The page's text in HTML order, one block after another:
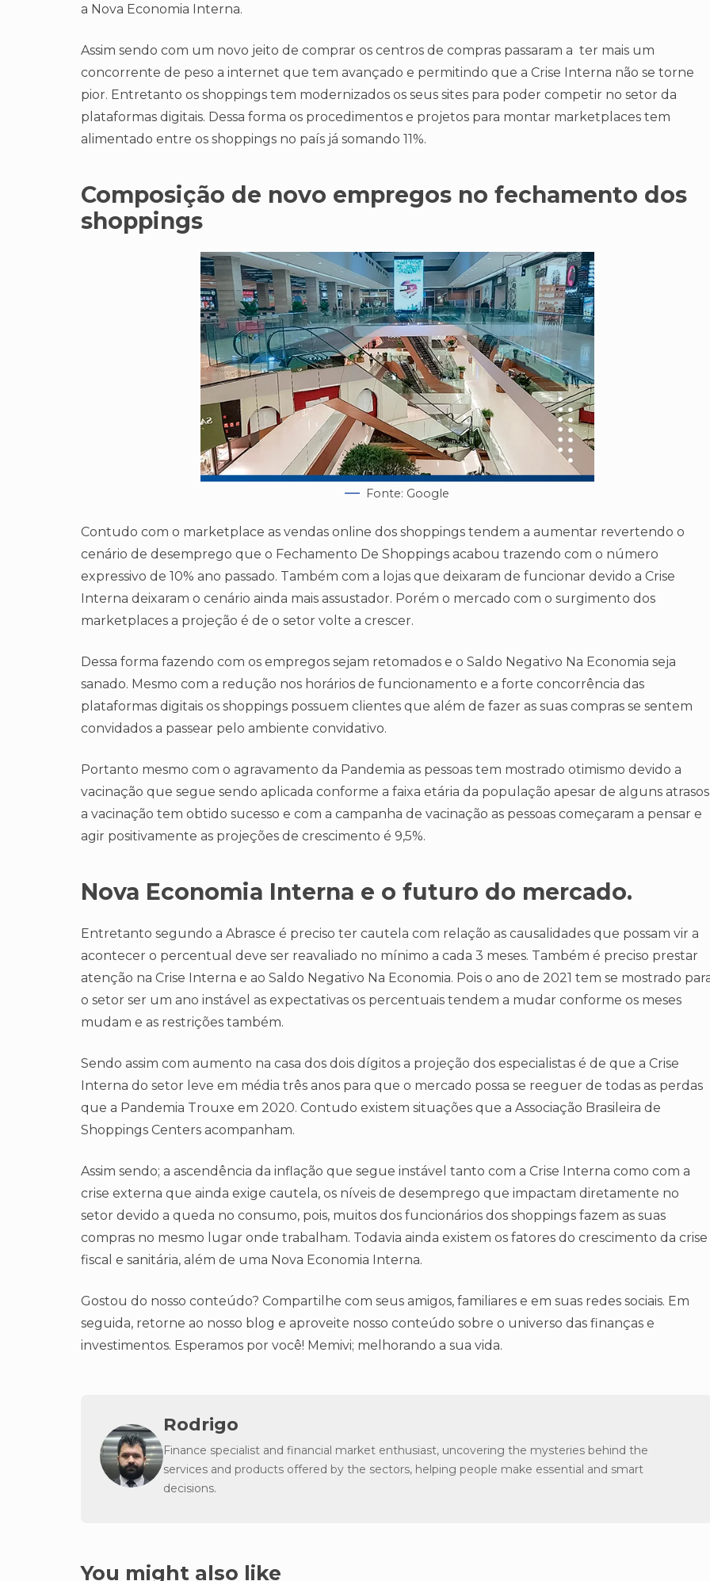
a Nova Economia Interna.
Assim sendo com um novo jeito de comprar os centros de compras passaram a ter mais um
concorrente de peso a internet que tem avançado e permitindo que a Crise Interna não se torne
pior. Entretanto os shoppings tem modernizados os seus sites para poder competir no setor da
plataformas digitais. Dessa forma os procedimentos e projetos para montar marketplaces tem
alimentado entre os shoppings no país já somando 11%.
Composição de novo empregos no fechamento dos
shoppings
Fonte: Google
Contudo com o marketplace as vendas online dos shoppings tendem a aumentar revertendo o
cenário de desemprego que o Fechamento De Shoppings acabou trazendo com o número
expressivo de 10% ano passado. Também com a lojas que deixaram de funcionar devido a Crise
Interna deixaram o cenário ainda mais assustador. Porém o mercado com o surgimento dos
marketplaces a projeção é de o setor volte a crescer.
Dessa forma fazendo com os empregos sejam retomados e o Saldo Negativo Na Economia seja
sanado. Mesmo com a redução nos horários de funcionamento e a forte concorrência das
plataformas digitais os shoppings possuem clientes que além de fazer as suas compras se sentem
convidados a passear pelo ambiente convidativo.
Portanto mesmo com o agravamento da Pandemia as pessoas tem mostrado otimismo devido a
vacinação que segue sendo aplicada conforme a faixa etária da população apesar de alguns atrasos
a vacinação tem obtido sucesso e com a campanha de vacinação as pessoas começaram a pensar e
agir positivamente as projeções de crescimento é 9,5%.
Nova Economia Interna e o futuro do mercado.
Entretanto segundo a Abrasce é preciso ter cautela com relação as causalidades que possam vir a
acontecer o percentual deve ser reavaliado no mínimo a cada 3 meses. Também é preciso prestar
atenção na Crise Interna e ao Saldo Negativo Na Economia. Pois o ano de 2021 tem se mostrado
o setor ser um ano instável as expectativas os percentuais tendem a mudar conforme os meses
mudam e as restrições também.
Sendo assim com aumento na casa dos dois dígitos a projeção dos especialistas é de que a Crise
Interna do setor leve em média três anos para que o mercado possa se reeguer de todas as perdas
que a Pandemia Trouxe em 2020. Contudo existem situações que a Associação Brasileira de
Shoppings Centers acompanham.
Assim sendo; a ascendência da inflação que segue instável tanto com a Crise Interna como com a
crise externa que ainda exige cautela, os níveis de desemprego que impactam diretamente no
setor devido a queda no consumo, pois, muitos dos funcionários dos shoppings fazem as suas
compras no mesmo lugar onde trabalham. Todavia ainda existem os fatores do crescimento da crise
fiscal e sanitária, além de uma Nova Economia Interna.
Gostou do nosso conteúdo? Compartilhe com seus amigos, familiares e em suas redes sociais. Em
seguida, retorne ao nosso blog e aproveite nosso conteúdo sobre o universo das finanças e
investimentos. Esperamos por você! Memivi; melhorando a sua vida.
Rodrigo
Finance specialist and financial market enthusiast, uncovering the mysteries behind the
services and products offered by the sectors, helping people make essential and smart
decisions.
You might also like